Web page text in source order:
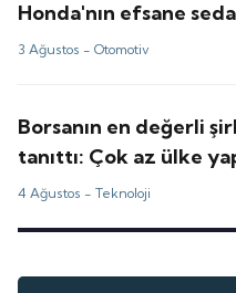
Honda'nın efsane
3 Ağustos -Otomotiv
Borsanın en değerli
tanıttı: Çok az ülke
4 Ağustos -Teknoloji